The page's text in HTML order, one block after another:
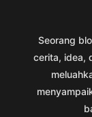
Seorang
cerita, idea,